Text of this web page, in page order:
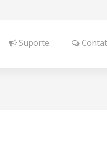
Suporte